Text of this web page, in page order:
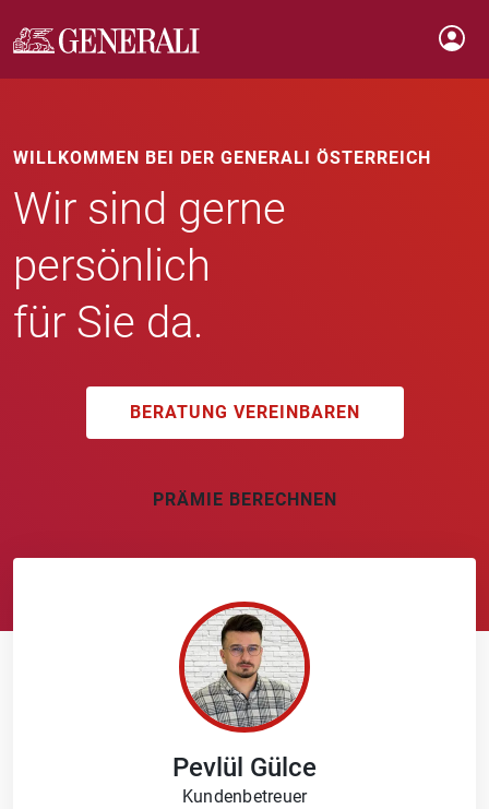
WILLKOMMEN BEI DER GENERALI ÖSTERREICH
Wir sind gerne
persönlich
für Sie da.
BERATUNG VEREINBAREN
PRÄMIE BERECHNEN
Pevlül Gülce
Kundenbetreuer